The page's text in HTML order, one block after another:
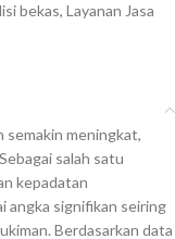
bekas, Layanan Jasa
semakin meningkat,
salah satu
kepadatan
angka signifikan seiring
Berdasarkan data